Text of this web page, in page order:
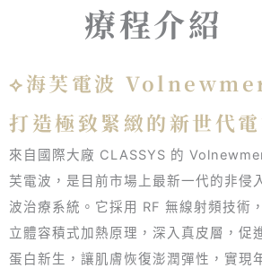
海芙電波
療程介紹
⟡海芙電波 Volnewmer
打造極致緊緻的新世代
來自國際大廠 CLASSYS 的
芙電波，是目前市場上最新一代的非侵
波治療系統。它採用 RF 無線射頻技術
立體容積式加熱原理，深入真皮層，促
蛋白新生，讓肌膚恢復澎潤彈性，實現